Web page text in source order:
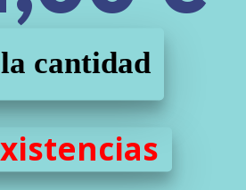
cantidad